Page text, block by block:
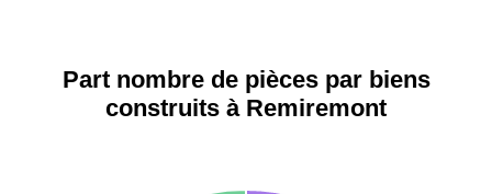
Part nombre de pièces par biens
construits à Remiremont